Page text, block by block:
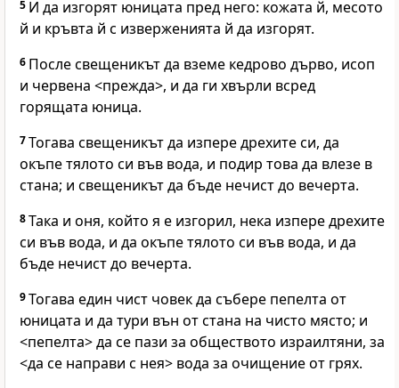
5 И да изгорят юницата пред него: кожата й, месото
й и кръвта й с изверженията й да изгорят.
6 После свещеникът да вземе кедрово дърво, исоп
и червена <прежда>, и да ги хвърли всред
горящата юница.
7Тогава свещеникът да изпере дрехите си, да
окъпе тялото си във вода, и подир това да влезе в
стана; и свещеникът да бъде нечист до вечерта.
8Така и оня, който я е изгорил, нека изпере дрехите
си във вода, и да окъпе тялото си във вода, и да
бъде нечист до вечерта.
9Тогава един чист човек да събере пепелта от
юницата и да тури вън от стана на чисто място; и
<пепелта> да се пази за обществото израилтяни, за
<да се направи с нея> вода за очищение от грях.